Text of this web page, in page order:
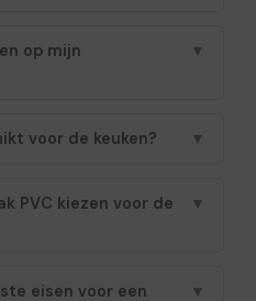
op mijn
▼
voor de keuken? ▼
PVC kiezen voor de
▼
eisen voor een
▼